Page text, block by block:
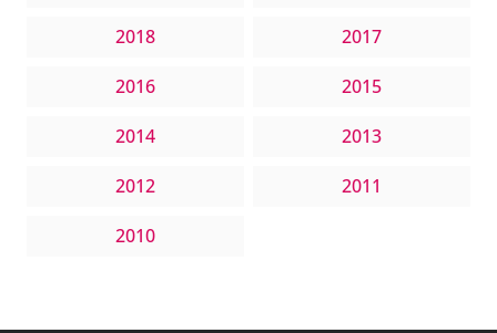
2018 2017
2016 2015
2014 2013
2012 2011
2010